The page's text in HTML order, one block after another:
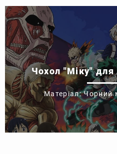
Чохол "Міку"
Матеріал: Чорний